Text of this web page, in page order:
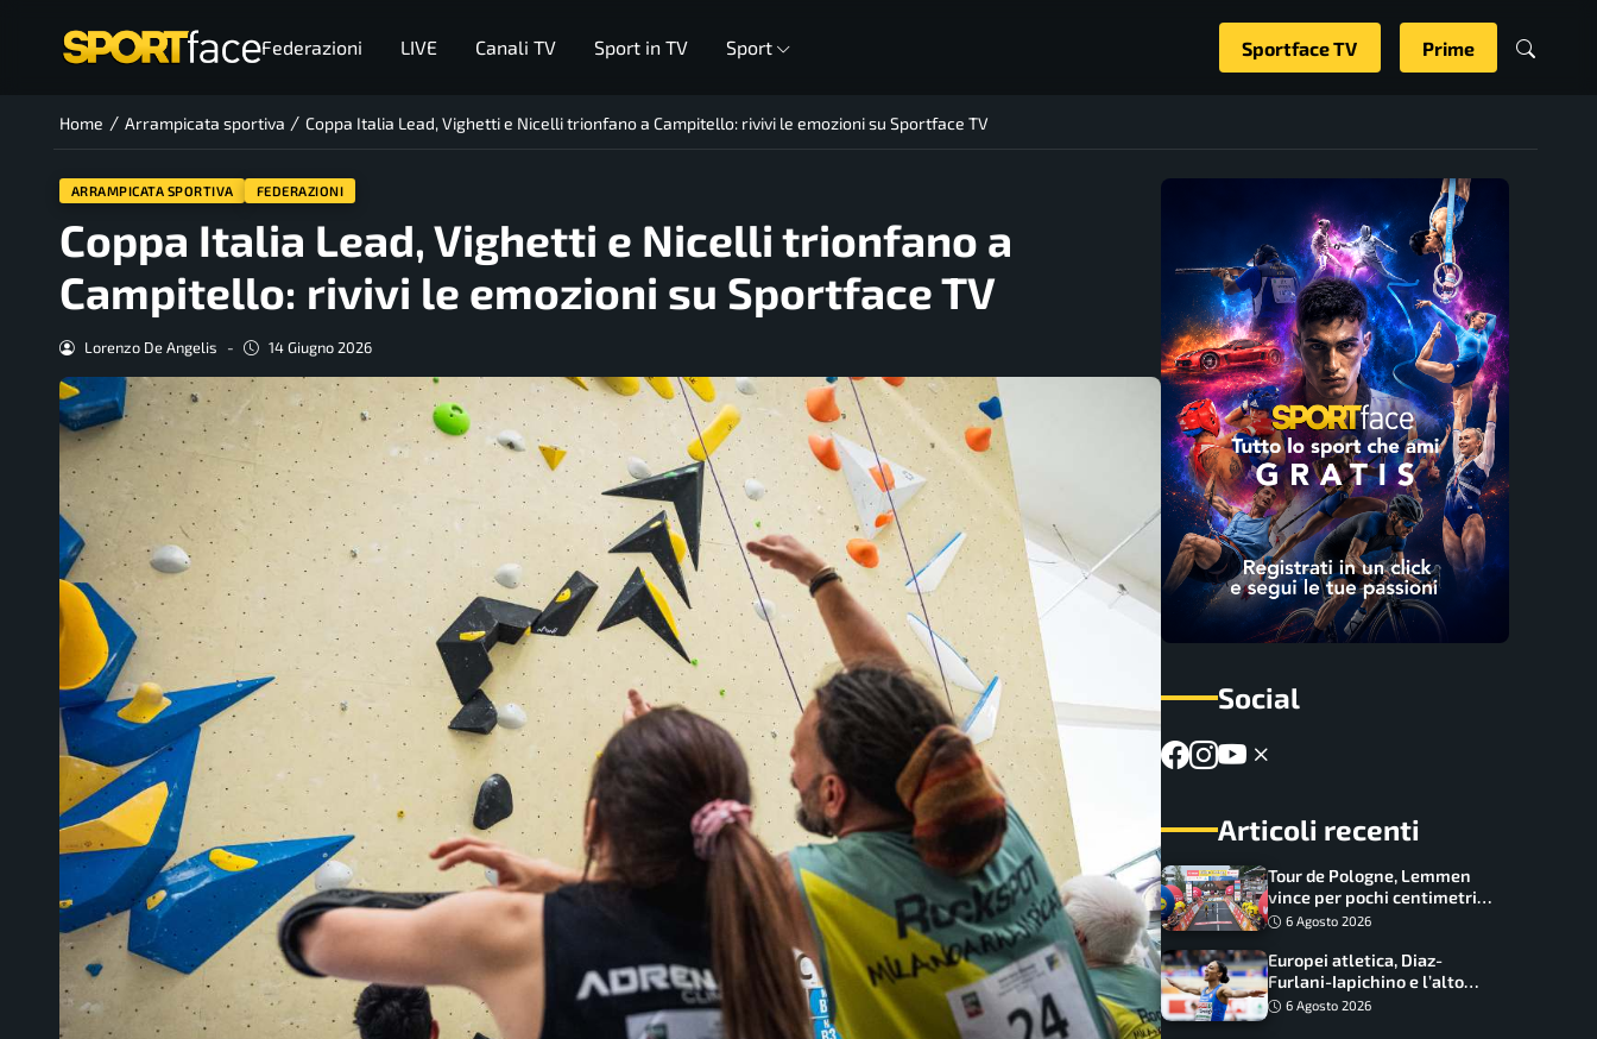
Federazioni LIVE Canali TV Sport in TV Sport Sportface TV Prime
Home / Arrampicata sportiva / Coppa Italia Lead, Vighetti e Nicelli trionfano a Campitello: rivivi le emozioni su Sportface TV
ARRAMPICATA SPORTIVA FEDERAZIONI
Coppa Italia Lead, Vighetti e Nicelli trionfano a
Campitello: rivivi le emozioni su Sportface TV
Lorenzo De Angelis - 14 Giugno 2026
Social
Articoli recenti
Tour de Pologne, Lemmen
vince per pochi centimetri
su Scaroni: maxi-caduta e
6 Agosto 2026
Europei atletica, Diaz-
Furlani-Iapichino e l’alto
azzurro: l’Italia sogna nei
6 Agosto 2026